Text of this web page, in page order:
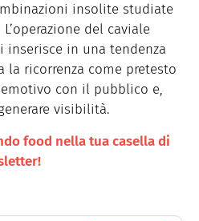
insolite studiate
del caviale
inserisce in una tendenza
la ricorrenza come pretesto
con il pubblico e,
visibilità.
food nella tua casella di